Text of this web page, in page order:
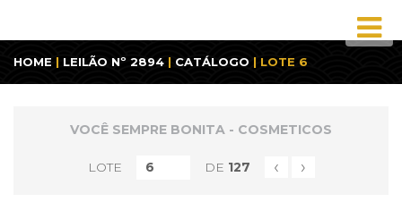
HOME | LEILÃO Nº 2894 | CATÁLOGO | LOTE 6
VOCÊ SEMPRE BONITA - COSMETICOS
LOTE DE 127 ‹ ›